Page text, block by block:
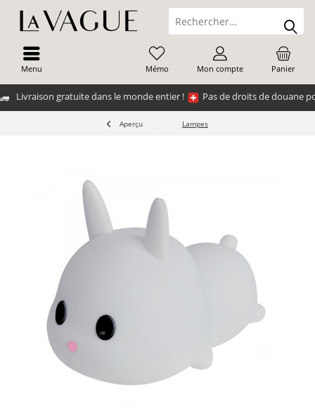
Livraison gratuite dans le monde entier ! Pas de droits de douane
Menu Panier
Mémo Mon compte
Aperçu Lampes